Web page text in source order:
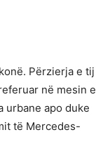
Përzierja e tij
në mesin e
urbane apo duke
të Mercedes-